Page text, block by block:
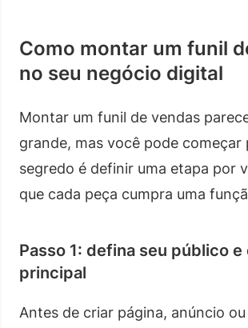
Como montar um funil
no seu negócio digital
Montar um funil de vendas
grande, mas você pode começar
segredo é definir uma etapa por
que cada peça cumpra uma
Passo 1: defina seu público
principal
Antes de criar página, anúncio